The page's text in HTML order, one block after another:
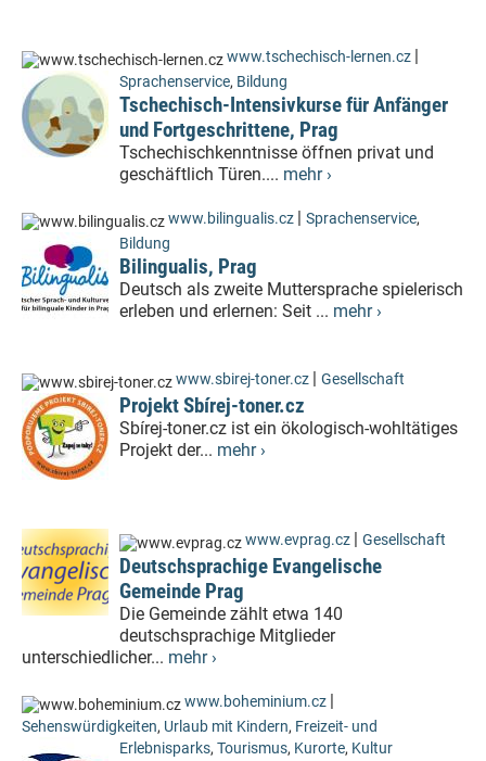
www.tschechisch-lernen.cz |
Sprachenservice, Bildung
Tschechisch-Intensivkurse für Anfänger
und Fortgeschrittene, Prag
Tschechischkenntnisse öffnen privat und
geschäftlich Türen.... mehr ›
www.bilingualis.cz | Sprachenservice,
Bildung
Bilingualis, Prag
Deutsch als zweite Muttersprache spielerisch
erleben und erlernen: Seit ... mehr ›
www.sbirej-toner.cz | Gesellschaft
Projekt Sbírej-toner.cz
Sbírej-toner.cz ist ein ökologisch-wohltätiges
Projekt der... mehr ›
www.evprag.cz | Gesellschaft
Deutschsprachige Evangelische
Gemeinde Prag
Die Gemeinde zählt etwa 140
deutschsprachige Mitglieder
unterschiedlicher... mehr ›
www.boheminium.cz |
Sehenswürdigkeiten, Urlaub mit Kindern, Freizeit- und
Erlebnisparks, Tourismus, Kurorte, Kultur